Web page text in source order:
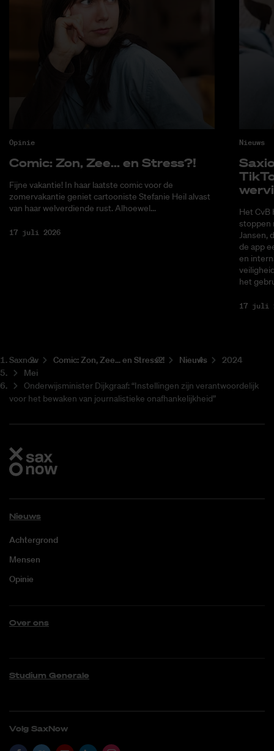
Opinie
Co­mic: Zon, Zee... en Stress?!
Fijne vakantie! In haar laatste comic voor de
zomervakantie geniet cartooniste Stefanie Heil alvast
van haar welverdiende rust. Alhoewel...
17 juli 2026
Nieuws
Het CvB
stoppen
Jansen,
de app
en
het
17 juli
Saxnow Co­mic: Zon, Zee... en Stress?! Nieuws
2024
Mei
Onderwijsminister Dijkgraaf: “Instellingen zijn verantwoordelijk
voor het bewaken van journalistieke onafhankelijkheid”
Nieuws
Achtergrond
Mensen
Opinie
Over ons
Studium Generale
Volg SaxNow